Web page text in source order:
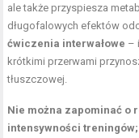
ale także przyspiesza
długofalowych efektów
ćwiczenia interwałowe –
krótkimi przerwami
tłuszczowej.
Nie można zapominać o
intensywności treningów;